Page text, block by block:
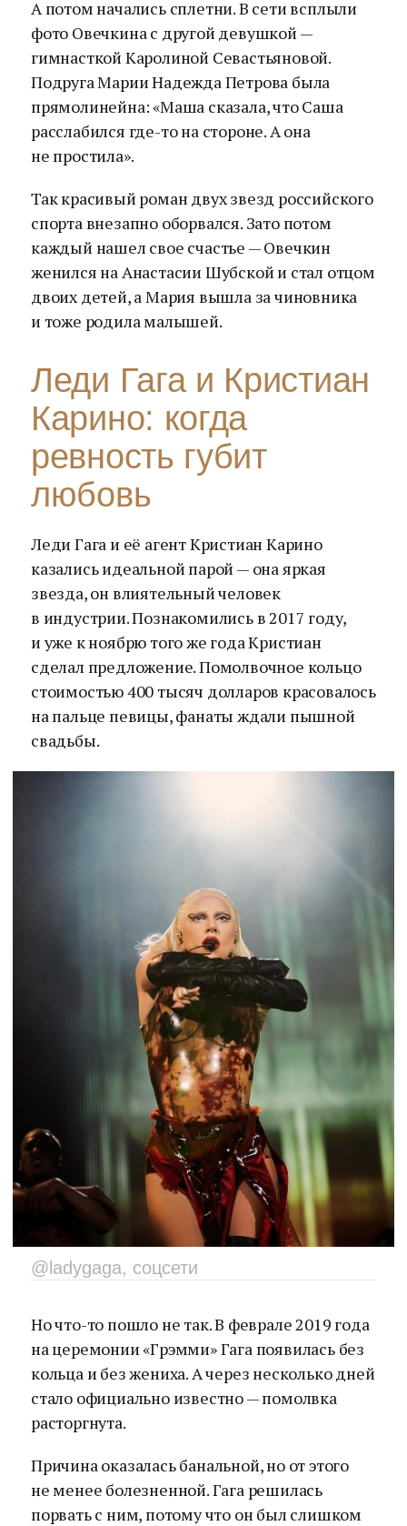
А потом начались сплетни. В сети всплыли
фото Овечкина с другой девушкой —
гимнасткой Каролиной Севастьяновой.
Подруга Марии Надежда Петрова была
прямолинейна: «Маша сказала, что Саша
расслабился где-то на стороне. А она
не простила».
Так красивый роман двух звезд российского
спорта внезапно оборвался. Зато потом
каждый нашел свое счастье — Овечкин
женился на Анастасии Шубской и стал отцом
двоих детей, а Мария вышла за чиновника
и тоже родила малышей.
Леди Гага и Кристиан
Карино: когда
ревность губит
любовь
Леди Гага и её агент Кристиан Карино
казались идеальной парой — она яркая
звезда, он влиятельный человек
в индустрии. Познакомились в 2017 году,
и уже к ноябрю того же года Кристиан
сделал предложение. Помолвочное кольцо
стоимостью 400 тысяч долларов красовалось
на пальце певицы, фанаты ждали пышной
свадьбы.
@ladygaga, соцсети
Но что-то пошло не так. В феврале 2019 года
на церемонии «Грэмми» Гага появилась без
кольца и без жениха. А через несколько дней
стало официально известно — помолвка
расторгнута.
Причина оказалась банальной, но от этого
не менее болезненной. Гага решилась
порвать с ним, потому что он был слишком